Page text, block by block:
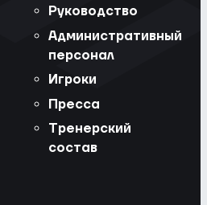
Руководство
Административный
персонал
Игроки
Пресса
Тренерский
состав